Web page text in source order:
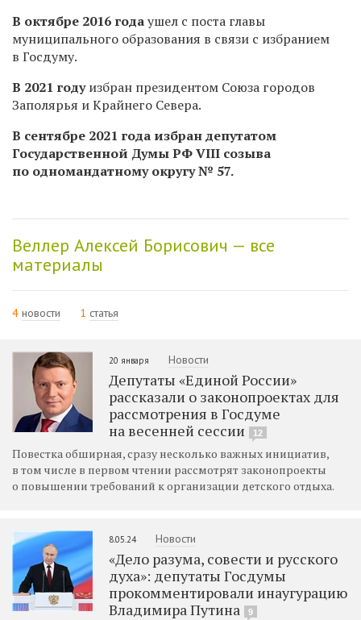
В октябре 2016 годаушел с поста главы
муниципального образования в связи с избранием
в Госдуму.
В 2021 годуизбран президентом Союза городов
Заполярья и Крайнего Севера.
В сентябре 2021 года избран депутатом
Государственной Думы РФ VIII созыва
по одномандатному округу № 57.
Веллер Алексей Борисович — все
материалы
4 новости 1 статья
20 января Новости
Депутаты «Единой России»
рассказали о законопроектах для
рассмотрения в Госдуме
на весенней сессии
12
Повестка обширная, сразу несколько важных инициатив,
в том числе в первом чтении рассмотрят законопроекты
о повышении требований к организации детского отдыха.
8.05.24 Новости
«Дело разума, совести и русского
духа»: депутаты Госдумы
прокомментировали инаугурацию
Владимира Путина
9